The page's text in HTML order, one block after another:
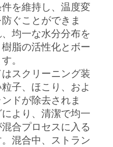
を維持し、温度変
ぐことができま
均一な水分分布を
脂の活性化とボー
。
スクリーニング装
子、ほこり、およ
ドが除去されま
より、清潔で均一
合プロセスに入る
混合中、ストラン